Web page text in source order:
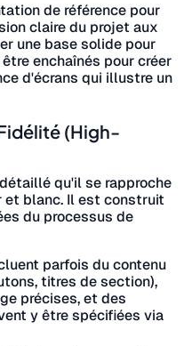
de référence pour
claire du projet aux
une base solide pour
enchaînés pour créer
d'écrans qui illustre un
(High-
qu'il se rapproche
et blanc. Il est construit
du processus de
parfois du contenu
titres de section),
précises, et des
y être spécifiées via